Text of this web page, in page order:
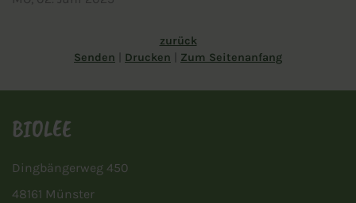
zurück
Senden
Drucken Zum Seitenanfang
BIOLEE
Dingbängerweg 450
48161 Münster